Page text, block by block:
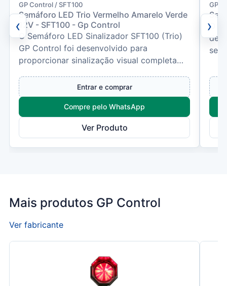
‹
GP Control / SFT100
Semáforo LED Trio Vermelho Amarelo Verde
12V - SFT100 - Gp Control
O Semáforo LED Sinalizador SFT100 (Trio)
GP Control foi desenvolvido para
proporcionar sinalização visual completa
Entrar e comprar
Compre pelo WhatsApp
Ver Produto
GP
O
›
Mais produtos GP Control
Ver fabricante